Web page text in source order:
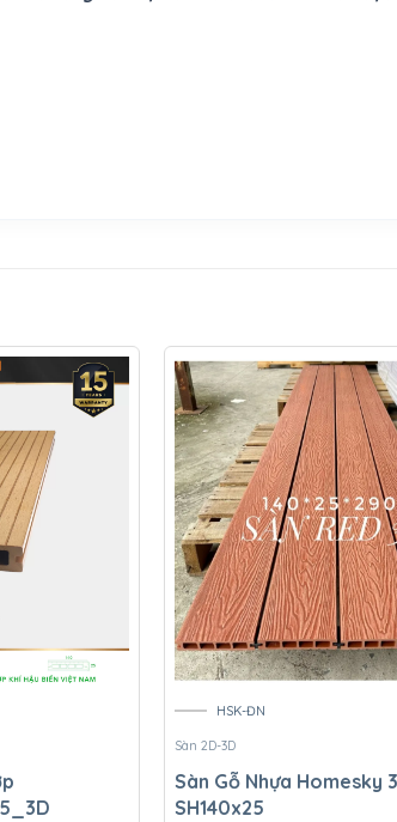
HSK-ĐN
Sàn 2D-3D
Sàn Gỗ Nhựa Homesky
SH140x25